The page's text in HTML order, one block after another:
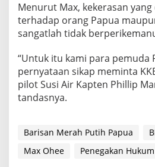
B
P
a
u
a
,
B
K
m
Menurut Max, kekerasan yang
terhadap orang Papua
sangatlah tidak
“Untuk itu kami para pemuda
pernyataan sikap meminta
pilot Susi Air Kapten Phillip
tandasnya.
Barisan Merah Putih Papua
Max Ohee
Penegakan